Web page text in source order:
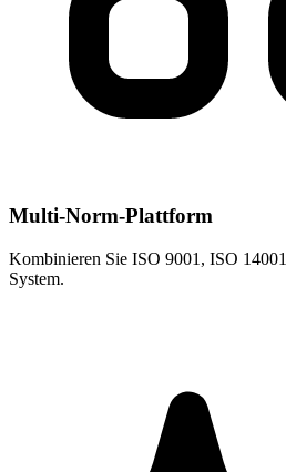
Multi-Norm-Plattform
Kombinieren Sie ISO 9001, ISO
System.